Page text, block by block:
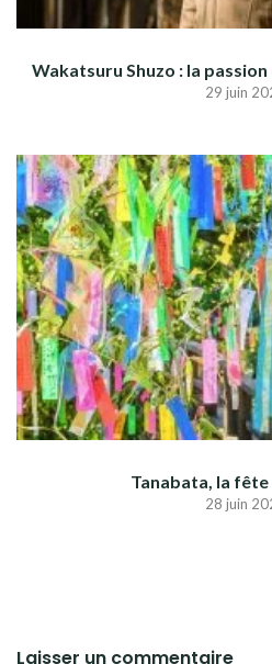
Wakatsuru Shuzo : la
29 juin
Tanabata, la
28 juin
Laisser un commentaire